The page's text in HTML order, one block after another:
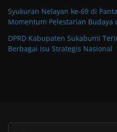
Syukuran Nelayan ke-69 di
Momentum Pelestarian Budaya
DPRD Kabupaten Sukabumi
Berbagai Isu Strategis Nasional